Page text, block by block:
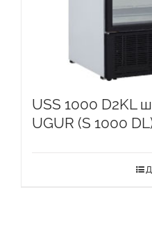
USS 1000 D2KL
UGUR (S 1000